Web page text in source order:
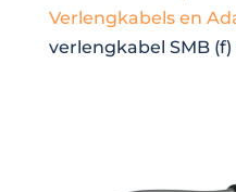
Verlengkabels en
verlengkabel SMB